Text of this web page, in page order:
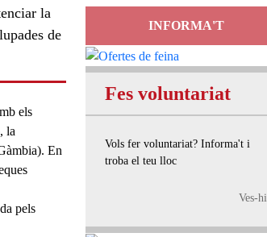
la
de
els
la
En
pels
INFORMA'T
Fes voluntariat
Vols fer voluntariat? Informa't i
troba el teu lloc
Ves-hi